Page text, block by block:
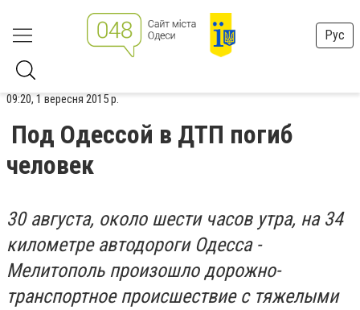
Рус
09:20, 1 вересня 2015 р.
Под Одессой в ДТП погиб
человек
30 августа, около шести часов утра, на 34
километре автодороги Одесса -
Мелитополь произошло дорожно-
транспортное происшествие с тяжелыми